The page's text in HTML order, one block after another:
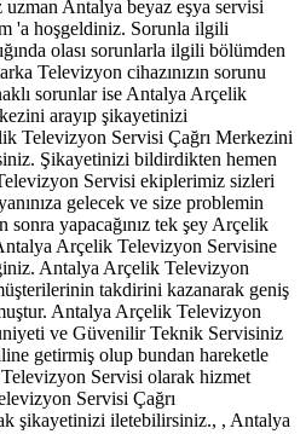
uzman Antalya beyaz eşya servisi
'a hoşgeldiniz. Sorunla ilgili
olası sorunlarla ilgili bölümden
Televizyon cihazınızın sorunu
sorunlar ise Antalya Arçelik
arayıp şikayetinizi
Televizyon Servisi Çağrı Merkezini
Şikayetinizi bildirdikten hemen
Servisi ekiplerimiz sizleri
gelecek ve size problemin
sonra yapacağınız tek şey Arçelik
Arçelik Televizyon Servisine
Antalya Arçelik Televizyon
takdirini kazanarak geniş
Antalya Arçelik Televizyon
ve Güvenilir Teknik Servisiniz
getirmiş olup bundan hareketle
Servisi olarak hizmet
Servisi Çağrı
şikayetinizi iletebilirsiniz., , Antalya